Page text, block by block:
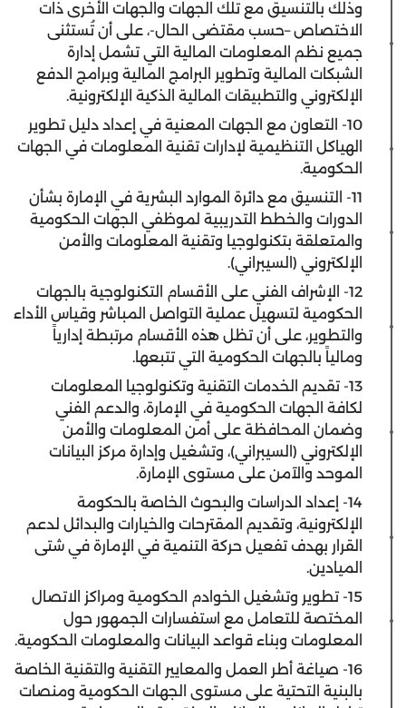
وذلك بالتنسيق مع تلك الجهات والجهات الأخرى ذات
الاختصاص –حسب مقتضى الحال-، على أن تُستثنى
جميع نظم المعلومات المالية التي تشمل إدارة
الشبكات المالية وتطوير البرامج المالية وبرامج الدفع
الإلكتروني والتطبيقات المالية الذكية الإلكترونية.
10- التعاون مع الجهات المعنية في إعداد دليل تطوير
الهياكل التنظيمية لإدارات تقنية المعلومات في الجهات
الحكومية.
11- التنسيق مع دائرة الموارد البشرية في الإمارة بشأن
الدورات والخطط التدريبية لموظفي الجهات الحكومية
والمتعلقة بتكنولوجيا وتقنية المعلومات والأمن
الإلكتروني (السيبراني).
12- الإشراف الفني على الأقسام التكنولوجية بالجهات
الحكومية لتسهيل عملية التواصل المباشر وقياس الأداء
والتطوير، على أن تظل هذه الأقسام مرتبطة إدارياً
ومالياً بالجهات الحكومية التي تتبعها.
13- تقديم الخدمات التقنية وتكنولوجيا المعلومات
لكافة الجهات الحكومية في الإمارة، والدعم الفني
وضمان المحافظة على أمن المعلومات والأمن
الإلكتروني (السيبراني)، وتشغيل وإدارة مركز البيانات
الموحد والآمن على مستوى الإمارة.
14- إعداد الدراسات والبحوث الخاصة بالحكومة
الإلكترونية، وتقديم المقترحات والخيارات والبدائل لدعم
القرار بهدف تفعيل حركة التنمية في الإمارة في شتى
الميادين.
15- تطوير وتشغيل الخوادم الحكومية ومراكز الاتصال
المختصة للتعامل مع استفسارات الجمهور حول
المعلومات وبناء قواعد البيانات والمعلومات الحكومية.
16- صياغة أطر العمل والمعايير التقنية والتقنية الخاصة
بالبنية التحتية على مستوى الجهات الحكومية ومنصات